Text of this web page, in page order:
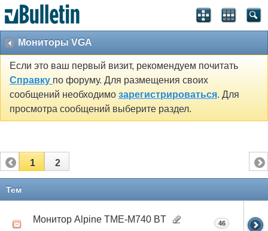
Мониторы VGA
Если это ваш первый визит, рекомендуем почитать
Справку по форуму. Для размещения своих
сообщений необходимо зарегистрироваться. Для
просмотра сообщений выберите раздел.
1 2
Тем
Монитор Alpine TME-M740 BT 46